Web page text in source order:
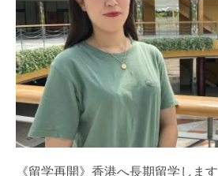
《留学再開》香港へ長期留学します